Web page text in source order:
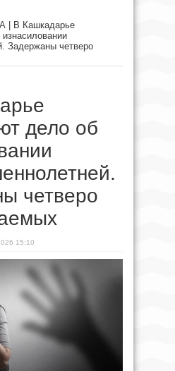
В Кашкадарье
Задержаны четверо
дело об
четверо
15:10